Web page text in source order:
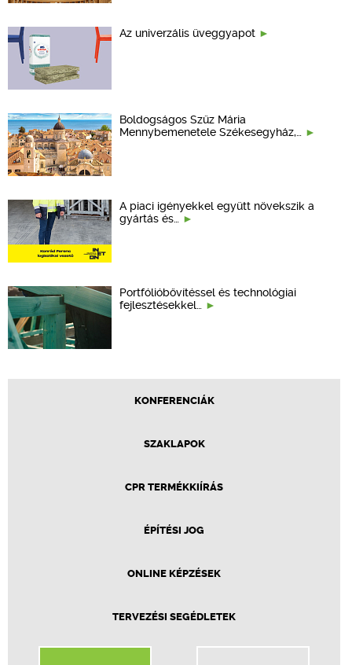
Az univerzális üveggyapot
Boldogságos Szűz Mária
Mennybemenetele Székesegyház,…
A piaci igényekkel együtt növekszik a
gyártás és…
Portfólióbővítéssel és technológiai
fejlesztésekkel…
KONFERENCIÁK
SZAKLAPOK
CPR TERMÉKKIÍRÁS
ÉPÍTÉSI JOG
ONLINE KÉPZÉSEK
TERVEZÉSI SEGÉDLETEK